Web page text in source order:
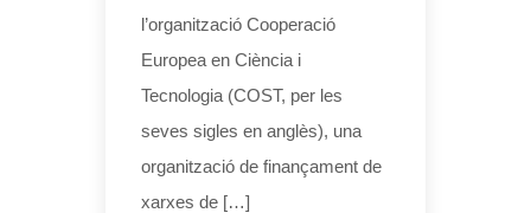
l’organització Cooperació
Europea en Ciència i
Tecnologia (COST, per les
seves sigles en anglès), una
organització de finançament de
xarxes de […]